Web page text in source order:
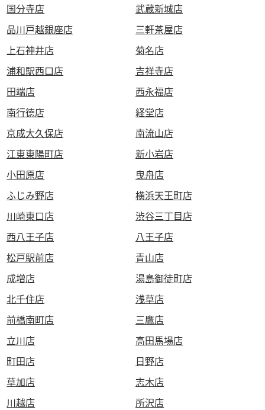
国分寺店
武蔵新城店
品川戸越銀座店
三軒茶屋店
上石神井店
菊名店
浦和駅西口店
吉祥寺店
田端店
西永福店
南行徳店
経堂店
京成大久保店
南流山店
江東東陽町店
新小岩店
小田原店
曳舟店
ふじみ野店
横浜天王町店
川崎東口店
渋谷三丁目店
西八王子店
八王子店
松戸駅前店
青山店
成増店
湯島御徒町店
北千住店
浅草店
前橋南町店
三鷹店
立川店
高田馬場店
町田店
日野店
草加店
志木店
川越店
所沢店